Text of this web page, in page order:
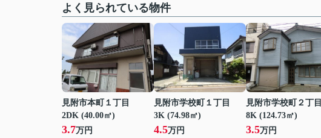
よく見られている物件
見附市本町１丁目
2DK (40.00㎡)
3.7万円
見附市学校町１丁目
3K (74.98㎡)
4.5万円
見附市学校町２丁目
8K (124.73㎡)
3.5万円